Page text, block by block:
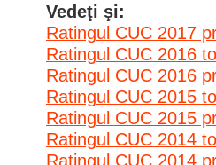
Vedeţi şi:
Ratingul CUC 2017
Ratingul CUC 2016
Ratingul CUC 2016
Ratingul CUC 2015
Ratingul CUC 2015
Ratingul CUC 2014
Ratingul CUC 2014